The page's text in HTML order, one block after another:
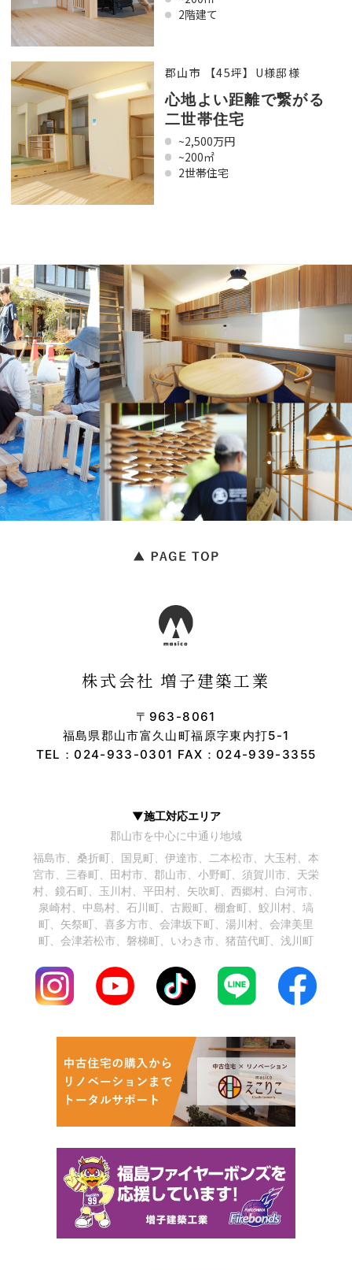
2階建て
郡山市 【45坪】U様邸様
心地よい距離で繋がる
二世帯住宅
~2,500万円
~200㎡
2世帯住宅
株式会社 増子建築工業
〒963-8061
福島県郡山市富久山町福原字東内打5-1
TEL：024-933-0301 FAX：024-939-3355
▼施工対応エリア
郡山市を中心に中通り地域
福島市、桑折町、国見町、伊達市、二本松市、大玉村、本
宮市、三春町、田村市、郡山市、小野町、須賀川市、天栄
村、鏡石町、玉川村、平田村、矢吹町、西郷村、白河市、
泉崎村、中島村、石川町、古殿町、棚倉町、鮫川村、塙
町、矢祭町、喜多方市、会津坂下町、湯川村、会津美里
町、会津若松市、磐梯町、いわき市、猪苗代町、浅川町